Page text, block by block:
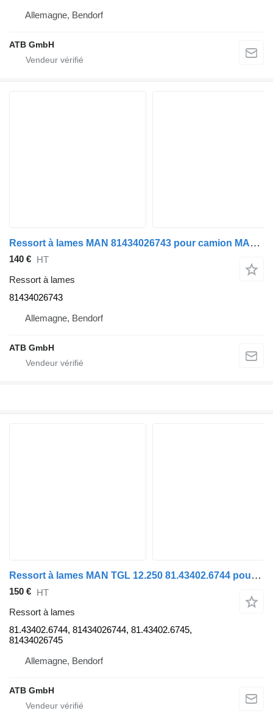
Allemagne, Bendorf
ATB GmbH
Ressort à lames MAN 81434026743 pour camion MAN TGL 8.220
140 € HT
Ressort à lames
81434026743
Allemagne, Bendorf
ATB GmbH
Ressort à lames MAN TGL 12.250 81.43402.6744 pour camion MAN TGL 12.250
150 € HT
Ressort à lames
81.43402.6744, 81434026744, 81.43402.6745,
81434026745
Allemagne, Bendorf
ATB GmbH